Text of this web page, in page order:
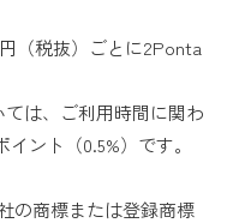
（税抜）ごとに2Ponta
は、ご利用時間に関わ
ント（0.5%）です。
の商標または登録商標